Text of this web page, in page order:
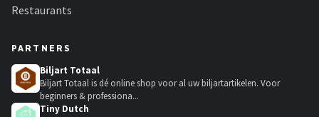
Restaurants
PARTNERS
Biljart Totaal
Biljart Totaal is dé online shop voor al uw biljartartikelen. Voor
beginners & professiona...
Tiny Dutch